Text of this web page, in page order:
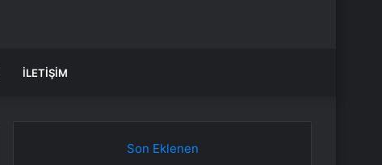
İLETIŞIM
Son Eklenen